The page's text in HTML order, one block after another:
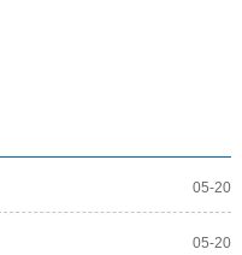
05-20
05-20